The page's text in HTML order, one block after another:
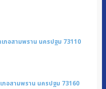
ภอสามพราน นครปฐม 73110
ภอสามพราน นครปฐม 73160